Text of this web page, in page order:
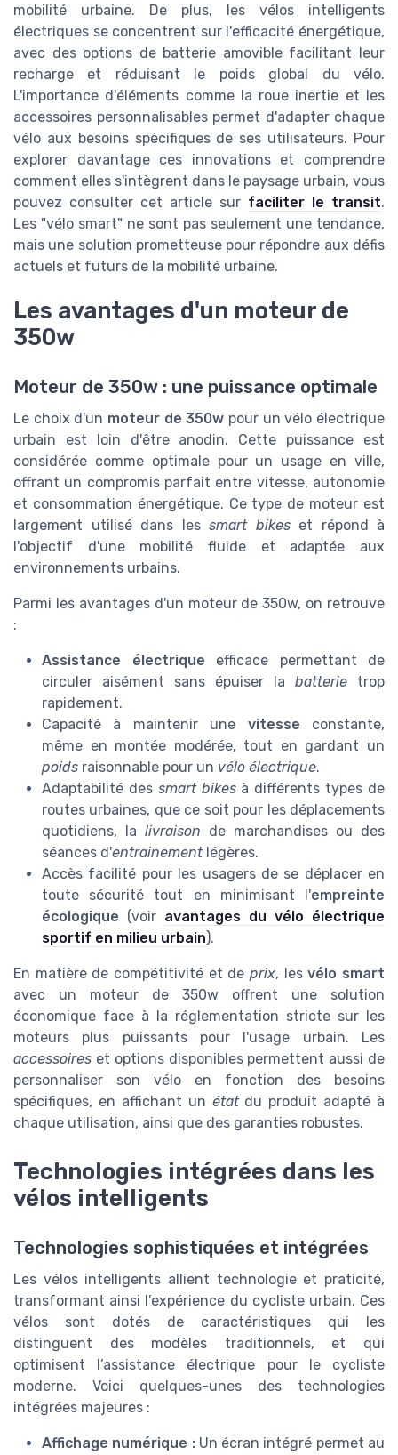
mobilité urbaine. De plus, les vélos intelligents
électriques se concentrent sur l'efficacité énergétique,
avec des options de batterie amovible facilitant leur
recharge et réduisant le poids global du vélo.
L'importance d'éléments comme la roue inertie et les
accessoires personnalisables permet d'adapter chaque
vélo aux besoins spécifiques de ses utilisateurs. Pour
explorer davantage ces innovations et comprendre
comment elles s'intègrent dans le paysage urbain, vous
pouvez consulter cet article sur faciliter le transit.
Les "vélo smart" ne sont pas seulement une tendance,
mais une solution prometteuse pour répondre aux défis
actuels et futurs de la mobilité urbaine.
Les avantages d'un moteur de
350w
Moteur de 350w : une puissance optimale
Le choix d'un moteur de 350w pour un vélo électrique
urbain est loin d'être anodin. Cette puissance est
considérée comme optimale pour un usage en ville,
offrant un compromis parfait entre vitesse, autonomie
et consommation énergétique. Ce type de moteur est
largement utilisé dans les smart bikeset répond à
l'objectif d'une mobilité fluide et adaptée aux
environnements urbains.
Parmi les avantages d'un moteur de 350w, on retrouve
:
Assistance électrique efficace permettant de
circuler aisément sans épuiser la batterie trop
rapidement.
Capacité à maintenir une vitesse constante,
même en montée modérée, tout en gardant un
poids raisonnable pour un vélo électrique.
Adaptabilité des smart bikesà différents types de
routes urbaines, que ce soit pour les déplacements
quotidiens, la livraison de marchandises ou des
séances d'entrainementlégères.
Accès facilité pour les usagers de se déplacer en
toute sécurité tout en minimisant l'empreinte
écologique (voir avantages du vélo électrique
sportif en milieu urbain).
En matière de compétitivité et de prix, lesvélo smart
avec un moteur de 350w offrent une solution
économique face à la réglementation stricte sur les
moteurs plus puissants pour l'usage urbain. Les
accessoires et options disponibles permettent aussi de
personnaliser son vélo en fonction des besoins
spécifiques, en affichant un étatdu produit adapté à
chaque utilisation, ainsi que des garanties robustes.
Technologies intégrées dans les
vélos intelligents
Technologies sophistiquées et intégrées
Les vélos intelligents allient technologie et praticité,
transformant ainsi l’expérience du cycliste urbain. Ces
vélos sont dotés de caractéristiques qui les
distinguent des modèles traditionnels, et qui
optimisent l’assistance électrique pour le cycliste
moderne. Voici quelques-unes des technologies
intégrées majeures :
Affichage numérique : Un écran intégré permet au